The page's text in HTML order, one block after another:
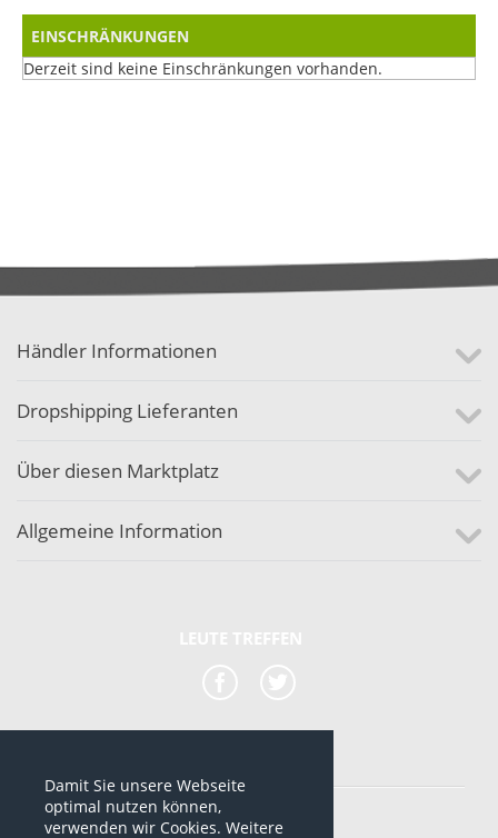
EINSCHRÄNKUNGEN
Derzeit sind keine Einschränkungen vorhanden.
Händler Informationen
Dropshipping Lieferanten
Über diesen Marktplatz
Allgemeine Information
*alle Preise sind netto Preise
© 2012-2026 www.dropshipping-marktplatz.de
Damit Sie unsere Webseite
optimal nutzen können,
verwenden wir Cookies. Weitere